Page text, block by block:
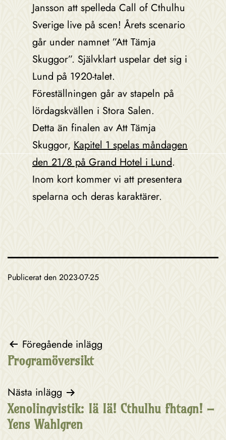
Jansson att spelleda Call of Cthulhu
Sverige live på scen! Årets scenario
går under namnet ”Att Tämja
Skuggor”. Självklart uspelar det sig i
Lund på 1920-talet.
Föreställningen går av stapeln på
lördagskvällen i Stora Salen.
Detta än finalen av Att Tämja
Skuggor, Kapitel 1 spelas måndagen
den 21/8 på Grand Hotel i Lund.
Inom kort kommer vi att presentera
spelarna och deras karaktärer.
Publicerat den 2023-07-25
Inläggsnavigering
Föregående inlägg
Programöversikt
Nästa inlägg
Xenolingvistik: Iä Iä! Cthulhu fhtagn! –
Yens Wahlgren